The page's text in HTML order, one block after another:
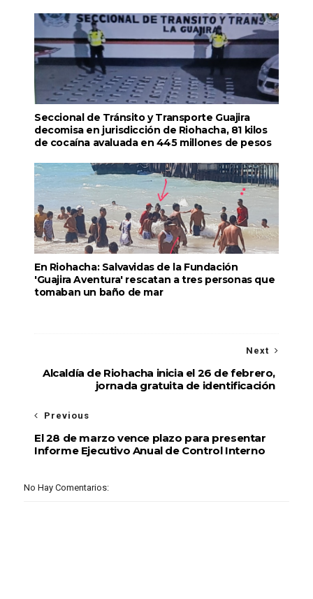
Seccional de Tránsito y Transporte Guajira
decomisa en jurisdicción de Riohacha, 81 kilos
de cocaína avaluada en 445 millones de pesos
En Riohacha: Salvavidas de la Fundación
'Guajira Aventura' rescatan a tres personas que
tomaban un baño de mar
Next
Alcaldía de Riohacha inicia el 26 de febrero,
jornada gratuita de identificación
Previous
El 28 de marzo vence plazo para presentar
Informe Ejecutivo Anual de Control Interno
No Hay Comentarios: